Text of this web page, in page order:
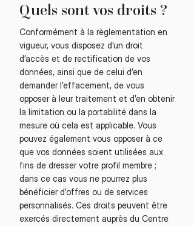
Quels sont vos droits ?
Conformément à la règlementation en
vigueur, vous disposez d’un droit
d’accès et de rectification de vos
données, ainsi que de celui d’en
demander l’effacement, de vous
opposer à leur traitement et d’en obtenir
la limitation ou la portabilité dans la
mesure où cela est applicable. Vous
pouvez également vous opposer à ce
que vos données soient utilisées aux
fins de dresser votre profil membre ;
dans ce cas vous ne pourrez plus
bénéficier d’offres ou de services
personnalisés. Ces droits peuvent être
exercés directement auprès du Centre